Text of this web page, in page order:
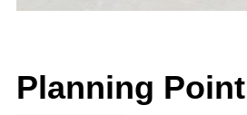
Planning Point